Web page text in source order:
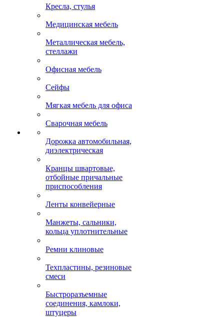
Кресла, стулья
Медицинская мебель
Металлическая мебель,
стеллажи
Офисная мебель
Сейфы
Мягкая мебель для офиса
Сварочная мебель
Дорожка автомобильная,
диэлектрическая
Кранцы швартовые,
отбойные причальные
приспособления
Ленты конвейерные
Манжеты, сальники,
кольца уплотнительные
Ремни клиновые
Техпластины, резиновые
смеси
Быстроразъемные
соединения, камлоки,
штуцеры